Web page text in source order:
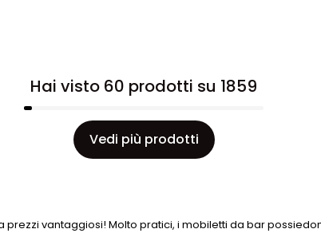
Hai visto 60 prodotti su 1859
Vedi più prodotti
vantaggiosi! Molto pratici, i mobiletti da bar